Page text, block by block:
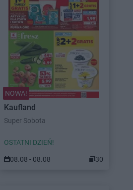
NOWA!
Kaufland
Super Sobota
OSTATNI DZIEŃ!
08.08 - 08.08 30